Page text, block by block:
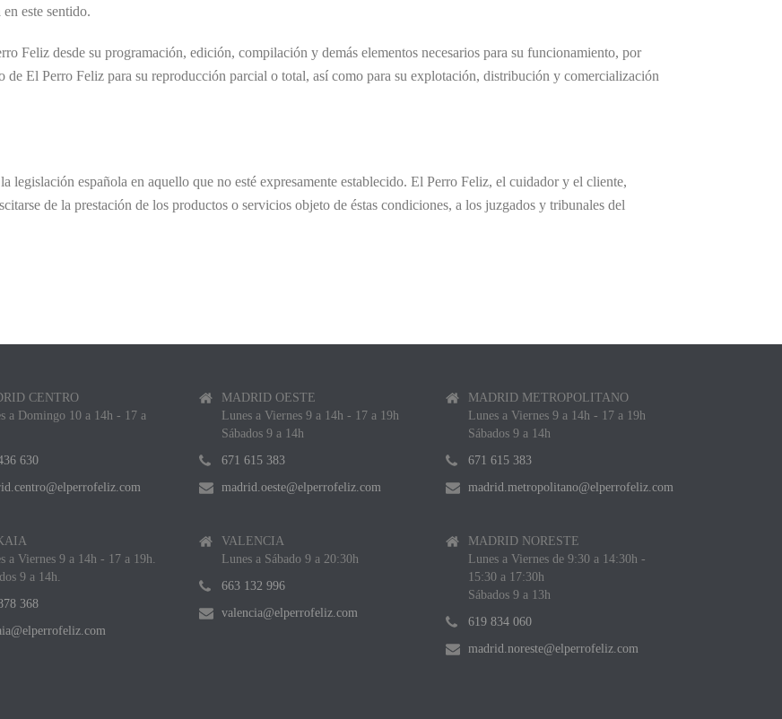
este sentido.
Feliz desde su programación, edición, compilación y demás elementos necesarios para su funcionamiento, por
de El Perro Feliz para su reproducción parcial o total, así como para su explotación, distribución y comercialización
legislación española en aquello que no esté expresamente establecido. El Perro Feliz, el cuidador y el cliente,
de la prestación de los productos o servicios objeto de éstas condiciones, a los juzgados y tribunales del
CENTRO
a Domingo 10 a 14h - 17 a
630
a Viernes 9 a 14h - 17 a 19h.
9 a 14h.
368
MADRID OESTE
Lunes a Viernes 9 a 14h - 17 a 19h
Sábados 9 a 14h
671 615 383
madrid.oeste@elperrofeliz.com
VALENCIA
Lunes a Sábado 9 a 20:30h
663 132 996
valencia@elperrofeliz.com
MADRID METROPOLITANO
Lunes a Viernes 9 a 14h - 17 a 19h
Sábados 9 a 14h
671 615 383
madrid.metropolitano@elperrofeliz.com
MADRID NORESTE
Lunes a Viernes de 9:30 a 14:30h -
15:30 a 17:30h
Sábados 9 a 13h
619 834 060
madrid.noreste@elperrofeliz.com